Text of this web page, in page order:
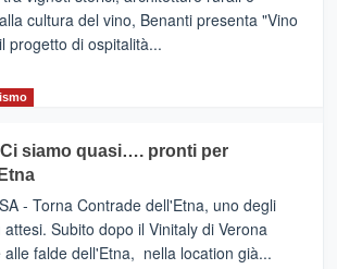
cultura del vino, Benanti presenta "Vino
progetto di ospitalità...
Ci siamo quasi…. pronti per
- Torna Contrade dell'Etna, uno degli
Subito dopo il Vinitaly di Verona
falde dell'Etna, nella location già...